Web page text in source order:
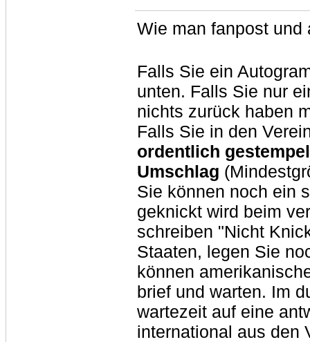
Wie man fanpost und
Falls Sie ein
unten. Falls Sie nur
nichts zurück haben
Falls Sie in den
ordentlich
Umschlag
Sie können noch ein
geknickt wird beim
schreiben "Nicht
Staaten, legen Sie
können
brief und warten. Im
wartezeit auf eine
international aus den